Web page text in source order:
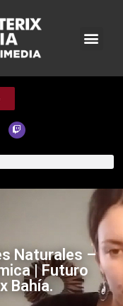
Naturales –
| Futuro
Bahía.